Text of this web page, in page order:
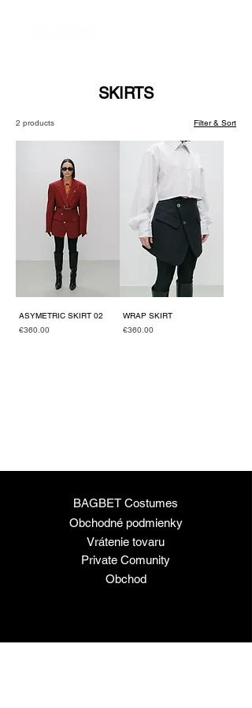
SKIRTS
2 products Filter & Sort
ASYMETRIC SKIRT 02
Price
€360.00
WRAP SKIRT
Price
€360.00
BAGBET Costumes
Obchodné podmienky
Vrátenie tovaru
Private Comunity
Obchod